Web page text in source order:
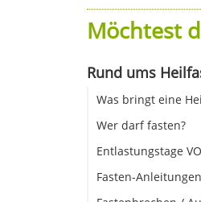
Möchtest
Rund ums
Was bringt eine
Wer darf fasten?
Entlastungstage
Fasten-Anleitungen